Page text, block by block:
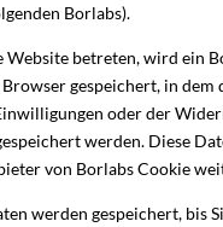
Borlabs).
Website betreten, wird ein
gespeichert, in dem
oder der
werden. Diese
von Borlabs Cookie
werden gespeichert, bis